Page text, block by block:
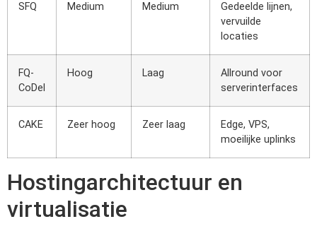
SFQ Medium Medium
Gedeelde lijnen,
vervuilde
locaties
FQ-
CoDel
Hoog Laag
Allround voor
serverinterfaces
CAKE Zeer hoog Zeer laag
Edge, VPS,
moeilijke uplinks
Hostingarchitectuur en
virtualisatie